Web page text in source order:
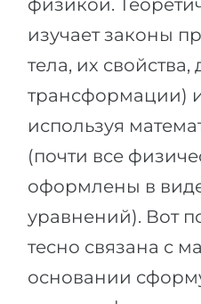
физикой.
изучает законы
тела, их
трансформации)
используя
(почти все
оформлены в
уравнений). Вот
тесно связана с
основании